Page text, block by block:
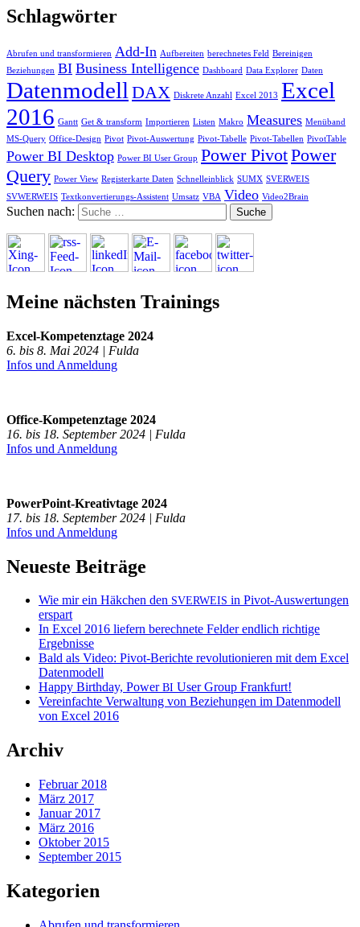
Schlagwörter
Abrufen und transformieren Add-In Aufbereiten berechnetes Feld Bereinigen
Beziehungen BI Business Intelligence Dashboard Data Explorer Daten
Datenmodell DAX Diskrete Anzahl Excel 2013 Excel
2016 Gantt Get & transform Importieren Listen Makro Measures Menüband
MS-Query Office-Design Pivot Pivot-Auswertung Pivot-Tabelle Pivot-Tabellen PivotTable
Power BI Desktop Power BI User Group Power PivotPower
Query Power View Registerkarte Daten Schnelleinblick SUMX SVERWEIS
SVWERWEIS Textkonvertierungs-Assistent Umsatz VBA Video Video2Brain
Suchen nach:
Meine nächsten Trainings
Excel-Kompetenztage 2024
6. bis 8. Mai 2024 | Fulda
Infos und Anmeldung
Office-Kompetenztage 2024
16. bis 18. September 2024 | Fulda
Infos und Anmeldung
PowerPoint-Kreativtage 2024
17. bis 18. September 2024 | Fulda
Infos und Anmeldung
Neueste Beiträge
Wie mir ein Häkchen den SVERWEIS in Pivot-Auswertungen
erspart
In Excel 2016 liefern berechnete Felder endlich richtige
Ergebnisse
Bald als Video: Pivot-Berichte revolutionieren mit dem Excel
Datenmodell
Happy Birthday, PowerBI User Group Frankfurt!
Vereinfachte Verwaltung von Beziehungen im Datenmodell
von Excel 2016
Archiv
Februar 2018
März 2017
Januar 2017
März 2016
Oktober 2015
September 2015
Kategorien